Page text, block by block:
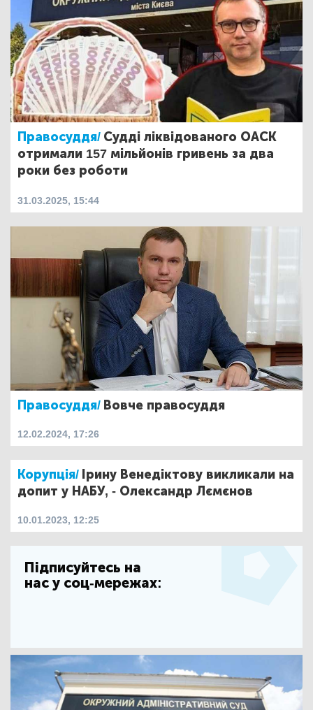
Правосуддя/ Судді ліквідованого ОАСК
отримали 157 мільйонів гривень за два
роки без роботи
31.03.2025, 15:44
Правосуддя/ Вовче правосуддя
12.02.2024, 17:26
Корупція/ Ірину Венедіктову викликали на
допит у НАБУ, - Олександр Лємєнов
10.01.2023, 12:25
Підписуйтесь на
нас у соц-мережах: